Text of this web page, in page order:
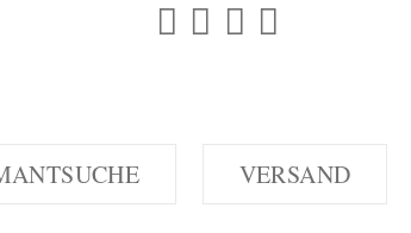
VERSAND